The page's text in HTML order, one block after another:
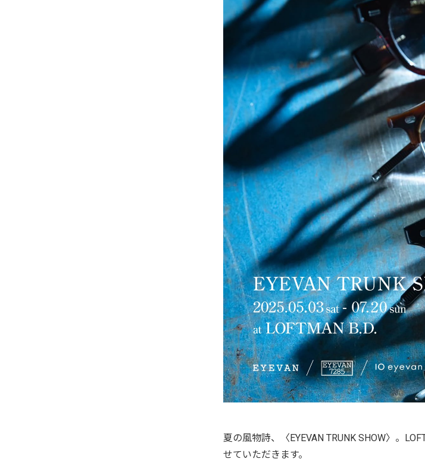
夏の風物詩、〈EYEVAN TRUNK SHOW〉。
せていただきます。